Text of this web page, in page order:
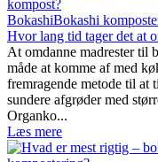
BokashiBokashi
Hvor lang tid tager det at
At omdanne madrester til
måde at komme af med
fremragende metode til
sundere afgrøder med
Organko...
Læs mere